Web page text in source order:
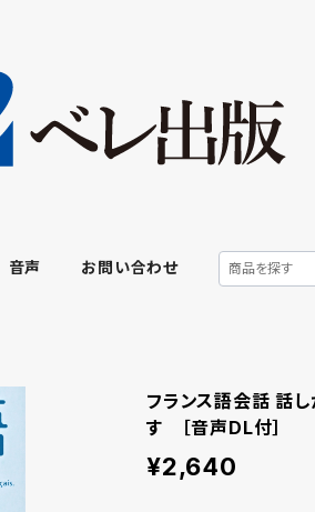
音声 お問い合わせ
フランス語会話 話
す ［音声DL付］
¥2,640